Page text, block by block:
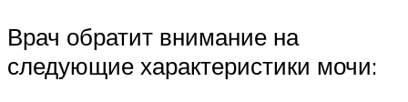
Врач обратит внимание на
следующие характеристики мочи: